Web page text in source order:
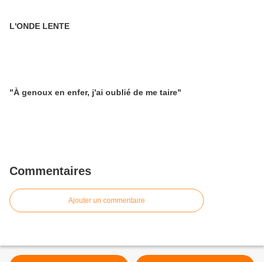
L'ONDE LENTE
"À genoux en enfer, j'ai oublié de me taire"
Commentaires
Ajouter un commentaire